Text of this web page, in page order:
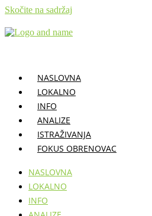
Skočite na sadržaj
NASLOVNA
LOKALNO
INFO
ANALIZE
ISTRAŽIVANJA
FOKUS OBRENOVAC
NASLOVNA
LOKALNO
INFO